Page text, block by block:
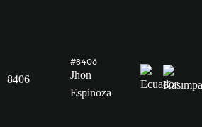
8406
#8406
Jhon
Espinoza